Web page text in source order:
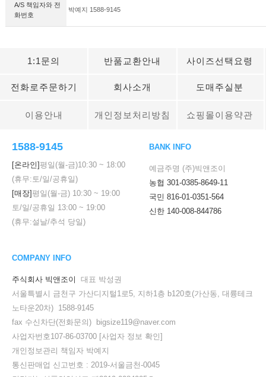
A/S 책임자와 전
화번호
박예지 1588-9145
1:1문의 반품교환안내 사이즈선택요령
전화로주문하기 회사소개 도매주실분
이용안내 개인정보처리방침 쇼핑몰이용약관
1588-9145
[온라인]평일(월-금)10:30 ~ 18:00
(휴무:토/일/공휴일)
[매장]평일(월-금) 10:30 ~ 19:00
토/일/공휴일 13:00 ~ 19:00
(휴무:설날/추석 당일)
BANK INFO
예금주명 (주)빅앤조이
농협 301-0385-8649-11
국민 816-01-0351-564
신한 140-008-844786
COMPANY INFO
주식회사 빅앤조이
대표 박성권
서울특별시 금천구 가산디지털1로5, 지하1층 b120호(가산동, 대륭테크
노타운20차) 1588-9145
fax 수신차단(전화문의) bigsize119@naver.com
사업자번호107-86-03700 [사업자 정보 확인]
개인정보관리 책임자 박예지
통신판매업 신고번호 : 2019-서울금천-0045